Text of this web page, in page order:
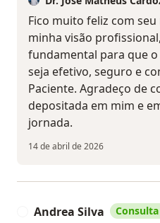
Fico muito feliz com
minha visão
fundamental para que
seja efetivo, seguro e
Paciente. Agradeço de
depositada em mim e
jornada.
14 de abril de 2026
Andrea Silva